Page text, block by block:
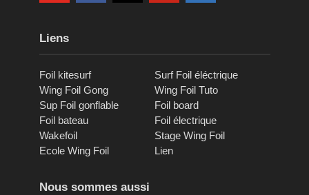
Liens
Foil kitesurf
Surf Foil éléctrique
Wing Foil Gong
Wing Foil Tuto
Sup Foil gonflable
Foil board
Foil bateau
Foil électrique
Wakefoil
Stage Wing Foil
Ecole Wing Foil
Lien
Nous sommes aussi